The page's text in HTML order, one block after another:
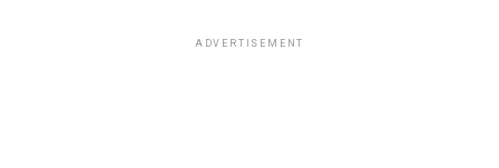
ADVERTISEMENT